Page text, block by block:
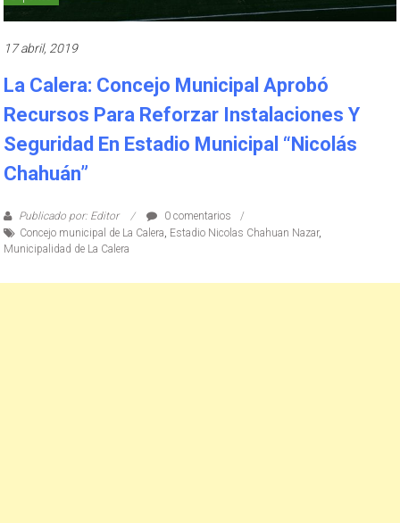
17 abril, 2019
La Calera: Concejo Municipal Aprobó
Recursos Para Reforzar Instalaciones Y
Seguridad En Estadio Municipal “Nicolás
Chahuán”
Publicado por: Editor
0 comentarios
Concejo municipal de La Calera Estadio Nicolas Chahuan Nazar,
Municipalidad de La Calera